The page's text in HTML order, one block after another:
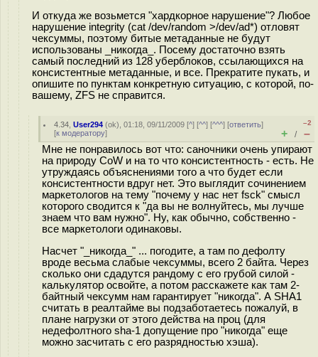
И откуда же возьмется "хардкорное нарушение"? Любое
нарушение integrity (cat /dev/random >/dev/ad*) отловят
чексуммы, поэтому битые метаданные не будут
использованы _никогда_. Посему достаточно взять
самый последний из 128 уберблоков, ссылающихся на
консистентные метаданные, и все. Прекратите пукать, и
опишите по пунктам конкретную ситуацию, с которой, по-
вашему, ZFS не справится.
4.34 ,User294 (ok), 01:18, 09/11/2009 [^] [^^] [^^^] [ответить]
[к модератору]
–2
+ / –
Мне не понравилось вот что: саночники очень упирают
на природу CoW и на то что консистентность - есть. Не
утруждаясь объяснениями того а что будет если
консистентности вдруг нет. Это выглядит сочинением
маркетологов на тему "почему у нас нет fsck" смысл
которого сводится к "да вы не волнуйтесь, мы лучше
знаем что вам нужно". Ну, как обычно, собственно -
все маркетологи одинаковы.
Насчет "_никогда_" ... погодите, а там по дефолту
вроде весьма слабые чексуммы, всего 2 байта. Через
сколько они сдадутся рандому с его грубой силой -
калькулятор освойте, а потом расскажете как там 2-
байтный чексумм нам гарантирует "никогда". А SHA1
считать в реалтайме вы подзаботаетесь пожалуй, в
плане нагрузки от этого действа на проц (для
недефолтного sha-1 допущение про "никогда" еще
можно засчитать с его разрядностью хэша).